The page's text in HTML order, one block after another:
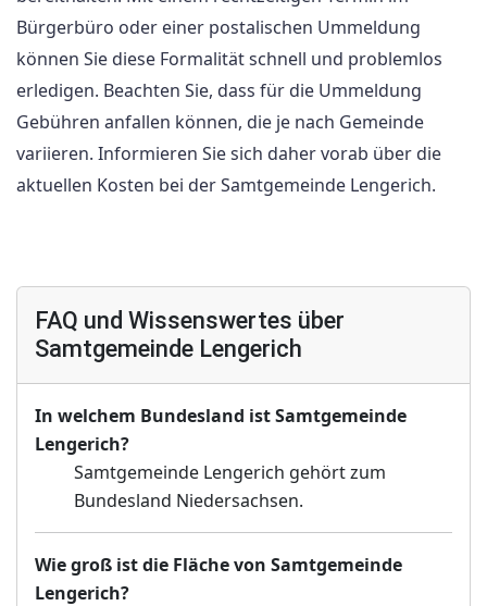
Bürgerbüro oder einer postalischen Ummeldung
können Sie diese Formalität schnell und problemlos
erledigen. Beachten Sie, dass für die Ummeldung
Gebühren anfallen können, die je nach Gemeinde
variieren. Informieren Sie sich daher vorab über die
aktuellen Kosten bei der Samtgemeinde Lengerich.
FAQ und Wissenswertes über
Samtgemeinde Lengerich
In welchem Bundesland ist Samtgemeinde
Lengerich?
Samtgemeinde Lengerich gehört zum
Bundesland Niedersachsen.
Wie groß ist die Fläche von Samtgemeinde
Lengerich?